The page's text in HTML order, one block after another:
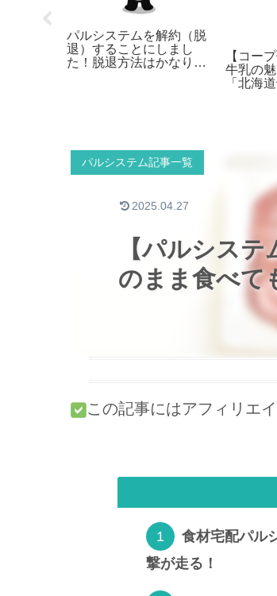
パルシステムを解約（脱
退）することにしまし
た！脱退方法はかなり簡
【コー
牛乳の
「北海
【パルシス
のまま食べて
パルシステム記事一覧
2025.04.27
この記事にはアフィリエ
食材宅配パル
撃が走る！